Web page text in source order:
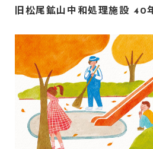
旧松尾鉱山中和処理施設 40